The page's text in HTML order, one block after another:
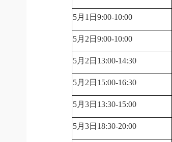
5月1日9:00-10:00
5月2日9:00-10:00
5月2日13:00-14:30
5月2日15:00-16:30
5月3日13:30-15:00
5月3日18:30-20:00